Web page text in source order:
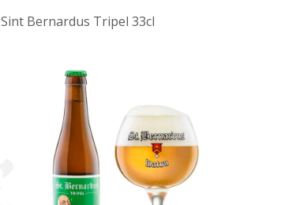
Sint Bernardus Tripel 33cl